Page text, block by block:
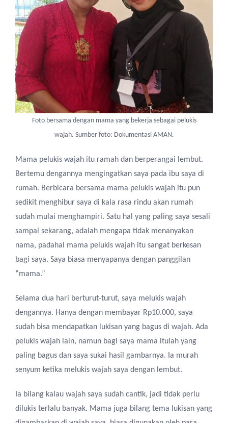
Foto bersama dengan mama yang bekerja sebagai pelukis
wajah. Sumber foto: Dokumentasi AMAN.
Mama pelukis wajah itu ramah dan berperangai lembut.
Bertemu dengannya mengingatkan saya pada ibu saya di
rumah. Berbicara bersama mama pelukis wajah itu pun
sedikit menghibur saya di kala rasa rindu akan rumah
sudah mulai menghampiri. Satu hal yang paling saya sesali
sampai sekarang, adalah mengapa tidak menanyakan
nama, padahal mama pelukis wajah itu sangat berkesan
bagi saya. Saya biasa menyapanya dengan panggilan
“mama.”
Selama dua hari berturut-turut, saya melukis wajah
dengannya. Hanya dengan membayar Rp10.000, saya
sudah bisa mendapatkan lukisan yang bagus di wajah. Ada
pelukis wajah lain, namun bagi saya mama itulah yang
paling bagus dan saya sukai hasil gambarnya. Ia murah
senyum ketika melukis wajah saya dengan lembut.
Ia bilang kalau wajah saya sudah cantik, jadi tidak perlu
dilukis terlalu banyak. Mama juga bilang tema lukisan yang